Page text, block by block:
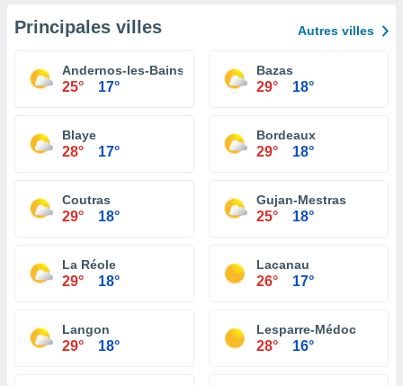
Principales villes Autres villes
Andernos-les-Bains
25° 17°
Bazas
29° 18°
Blaye
28° 17°
Bordeaux
29° 18°
Coutras
29° 18°
Gujan-Mestras
25° 18°
La Réole
29° 18°
Lacanau
26° 17°
Langon
29° 18°
Lesparre-Médoc
28° 16°